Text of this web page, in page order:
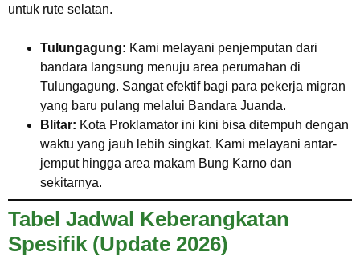
untuk rute selatan.
Tulungagung: Kami melayani penjemputan dari
bandara langsung menuju area perumahan di
Tulungagung. Sangat efektif bagi para pekerja migran
yang baru pulang melalui Bandara Juanda.
Blitar: Kota Proklamator ini kini bisa ditempuh dengan
waktu yang jauh lebih singkat. Kami melayani antar-
jemput hingga area makam Bung Karno dan
sekitarnya.
Tabel Jadwal Keberangkatan
Spesifik (Update 2026)